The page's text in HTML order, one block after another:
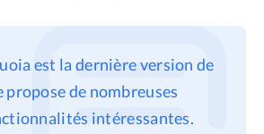
nous est la dernière version de
propose de nombreuses
intéressantes.